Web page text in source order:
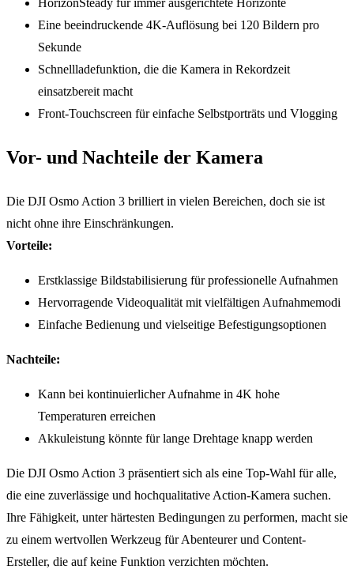
HorizonSteady für immer ausgerichtete Horizonte
Eine beeindruckende 4K-Auflösung bei 120 Bildern pro
Sekunde
Schnellladefunktion, die die Kamera in Rekordzeit
einsatzbereit macht
Front-Touchscreen für einfache Selbstporträts und Vlogging
Vor- und Nachteile der Kamera
Die DJI Osmo Action 3 brilliert in vielen Bereichen, doch sie ist
nicht ohne ihre Einschränkungen.
Vorteile:
Erstklassige Bildstabilisierung für professionelle Aufnahmen
Hervorragende Videoqualität mit vielfältigen Aufnahmemodi
Einfache Bedienung und vielseitige Befestigungsoptionen
Nachteile:
Kann bei kontinuierlicher Aufnahme in 4K hohe
Temperaturen erreichen
Akkuleistung könnte für lange Drehtage knapp werden
Die DJI Osmo Action 3 präsentiert sich als eine Top-Wahl für alle,
die eine zuverlässige und hochqualitative Action-Kamera suchen.
Ihre Fähigkeit, unter härtesten Bedingungen zu performen, macht sie
zu einem wertvollen Werkzeug für Abenteurer und Content-
Ersteller, die auf keine Funktion verzichten möchten.